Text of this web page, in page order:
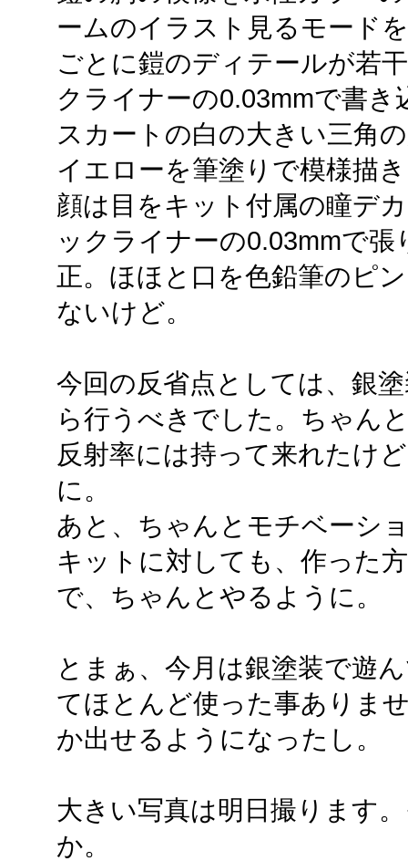
ームのイラスト見るモード
ごとに鎧のディテールが若
クライナーの0.03mmで書き
スカートの白の大きい三角
イエローを筆塗りで模様描
顔は目をキット付属の瞳デ
ックライナーの0.03mmで
正。ほほと口を色鉛筆のピ
ないけど。
今回の反省点としては、銀
ら行うべきでした。ちゃん
反射率には持って来れたけ
に。
あと、ちゃんとモチベーシ
キットに対しても、作った
で、ちゃんとやるように。
とまぁ、今月は銀塗装で遊
てほとんど使った事ありま
か出せるようになったし。
大きい写真は明日撮ります
か。